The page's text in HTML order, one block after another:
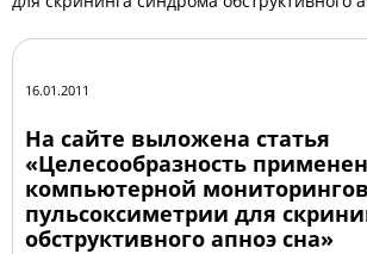
16.01.2011
На сайте выложена статья
«Целесообразность
компьютерной
пульсоксиметрии для
обструктивного апноэ сна»